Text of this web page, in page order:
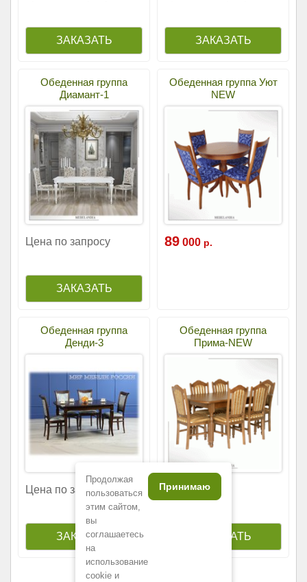
Обеденная группа
Диамант-1
Цена по запросу
Обеденная группа Уют
NEW
89 000 р.
Обеденная группа
Денди-3
Цена по запросу
Обеденная группа
Прима-NEW
189 000р.
Продолжая
пользоваться
этим сайтом,
вы
соглашаетесь
на
использование
cookie и
Принимаю